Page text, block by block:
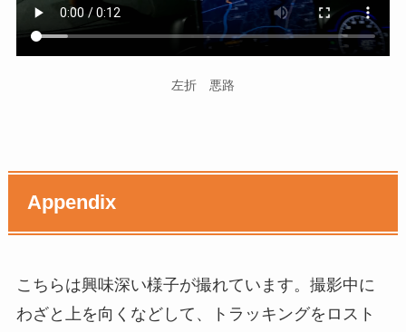
左折 悪路
Appendix
こちらは興味深い様子が撮れています。撮影中に
わざと上を向くなどして、トラッキングをロスト